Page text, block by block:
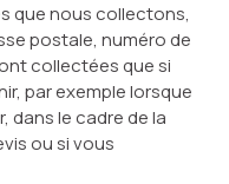
que nous collectons,
postale, numéro de
collectées que si
par exemple lorsque
dans le cadre de la
ou si vous